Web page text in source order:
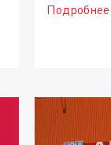
Подробнее